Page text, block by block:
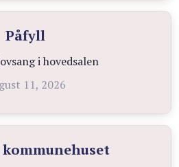
Påfyll
i hovedsalen
11, 2026